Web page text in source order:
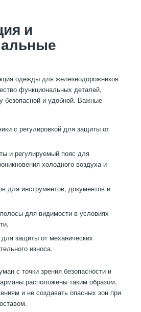
и
одежды для железнодорожников
функциональных деталей,
безопасной и удобной. Важные
с регулировкой для защиты от
и регулируемый пояс для
холодного воздуха и
для инструментов, документов и
для видимости в условиях
защиты от механических
износа.
с точки зрения безопасности и
расположены таким образом,
и не создавать опасных зон при